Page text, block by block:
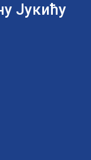
Јукићу